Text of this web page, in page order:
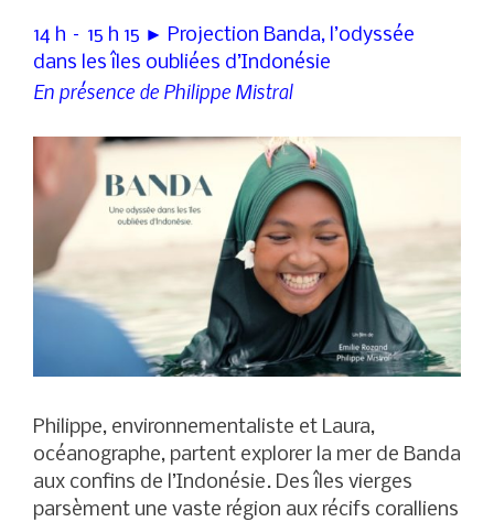
14 h – 15 h 15 ► Projection Banda, l’odyssée
dans les îles oubliées d’Indonésie
En présence de Philippe Mistral
Philippe, environnementaliste et Laura,
océanographe, partent explorer la mer de Banda
aux confins de l’Indonésie. Des îles vierges
parsèment une vaste région aux récifs coralliens